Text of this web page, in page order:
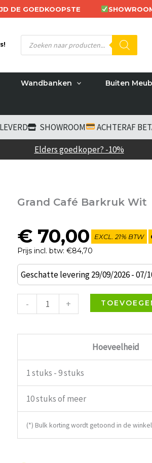
DE GOEDKOOPSTE
Producten
zoeken
Wandbanken Buiten
SHOWROOM ACHTERAF
Elders goedkoper? -10%
Grand Café Barkruk Wit
€ 70,00
Prijs incl. btw: €84,70
EXCL. 21% BTW
Geschatte levering 29/09/2026 - 07/
-
Grand
Café
Wit
+
Hoeveelheid
1 stuks - 9 stuks
10 stuks of meer
(*) Bulk korting wordt getoond in de